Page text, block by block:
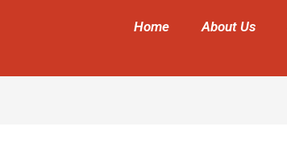
Home About Us